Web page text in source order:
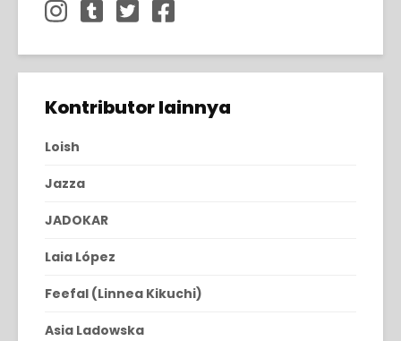
Kontributor lainnya
Loish
Jazza
JADOKAR
Laia López
Feefal (Linnea Kikuchi)
Asia Ladowska